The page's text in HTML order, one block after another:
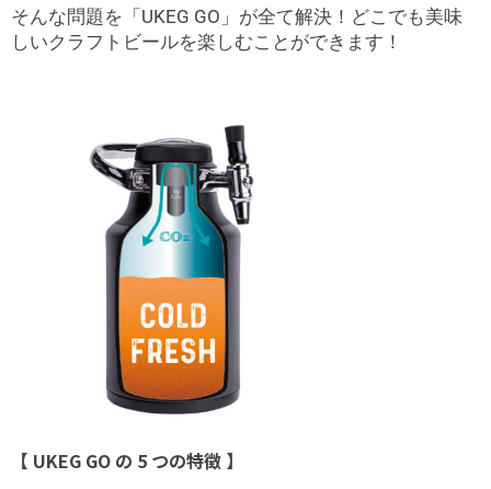
そんな問題を「UKEG GO」が全て解決！どこでも美味
しいクラフトビールを楽しむことができます！
【 UKEG GO の 5 つの特徴 】